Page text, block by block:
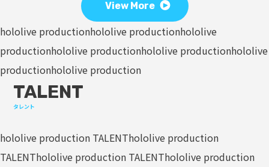
View More
hololive productionhololive productionhololive
productionhololive productionhololive productionhololive
productionhololive production
TALENT
タレント
hololive production TALENThololive production
TALENThololive production TALENThololive production